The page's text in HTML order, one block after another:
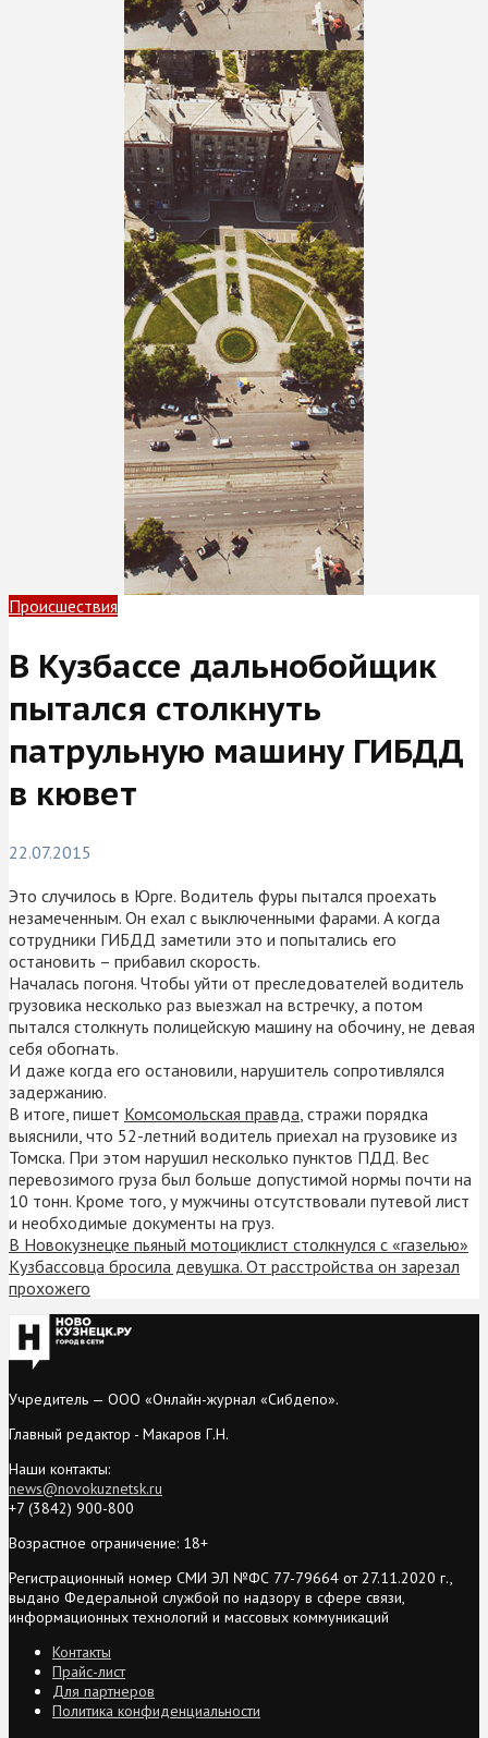
Происшествия
В Кузбассе дальнобойщик
пытался столкнуть
патрульную машину ГИБДД
в кювет
22.07.2015
Это случилось в Юрге. Водитель фуры пытался проехать
незамеченным. Он ехал с выключенными фарами. А когда
сотрудники ГИБДД заметили это и попытались его
остановить – прибавил скорость.
Началась погоня. Чтобы уйти от преследователей водитель
грузовика несколько раз выезжал на встречку, а потом
пытался столкнуть полицейскую машину на обочину, не девая
себя обогнать.
И даже когда его остановили, нарушитель сопротивлялся
задержанию.
В итоге, пишет Комсомольская правда , стражи порядка
выяснили, что 52-летний водитель приехал на грузовике из
Томска. При этом нарушил несколько пунктов ПДД. Вес
перевозимого груза был больше допустимой нормы почти на
10 тонн. Кроме того, у мужчины отсутствовали путевой лист
и необходимые документы на груз.
В Новокузнецке пьяный мотоциклист столкнулся с «газелью»
Кузбассовца бросила девушка. От расстройства он зарезал
прохожего
Учредитель — ООО «Онлайн-журнал «Сибдепо».
Главный редактор - Макаров Г.Н.
Наши контакты:
news@novokuznetsk.ru
+7 (3842) 900-800
Возрастное ограничение: 18+
Регистрационный номер СМИ ЭЛ №ФС 77-79664 от 27.11.2020 г.,
выдано Федеральной службой по надзору в сфере связи,
информационных технологий и массовых коммуникаций
Контакты
Прайс-лист
Для партнеров
Политика конфиденциальности